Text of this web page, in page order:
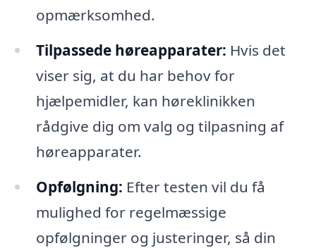
opmærksomhed.
Tilpassede høreapparater: Hvis det
viser sig, at du har behov for
hjælpemidler, kan høreklinikken
rådgive dig om valg og tilpasning af
høreapparater.
Opfølgning: Efter testen vil du få
mulighed for regelmæssige
opfølgninger og justeringer, så din